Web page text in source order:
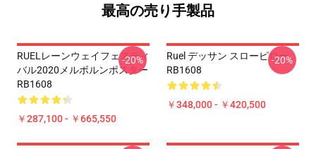
最高の売り手製品
RUELレーンウェイフェスティ
バル2020メルボルンポスター
RB1608
￥287,100 - ￥665,550
-20%
Ruel デッサン スローピロー
RB1608
￥348,000 - ￥420,500
-20%